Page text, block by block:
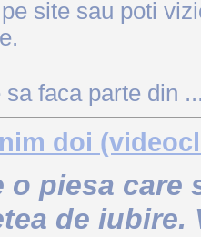
site sau poti
faca parte din
doi
o piesa care
de iubire.